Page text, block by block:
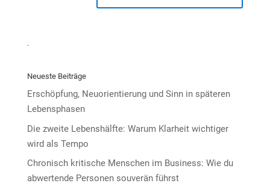
.
Neueste Beiträge
Erschöpfung, Neuorientierung und Sinn in späteren
Lebensphasen
Die zweite Lebenshälfte: Warum Klarheit wichtiger
wird als Tempo
Chronisch kritische Menschen im Business: Wie du
abwertende Personen souverän führst